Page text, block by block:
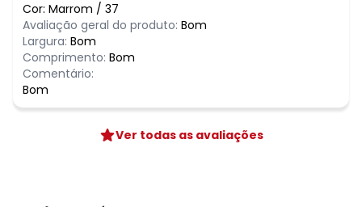
Cor: Marrom / 37
Avaliação geral do produto: Bom
Largura: Bom
Comprimento: Bom
Comentário:
Bom
Ver todas as avaliações